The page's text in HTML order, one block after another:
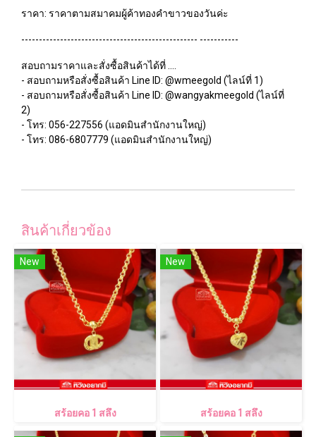
ราคา: ราคาตามสมาคมผู้ค้าทองคำขาวของวันค่ะ
-------------------------------------------------- -----------
สอบถามราคาและสั่งซื้อสินค้าได้ที่ ....
- สอบถามหรือสั่งซื้อสินค้า Line ID: @wmeegold (ไลน์ที่ 1)
- สอบถามหรือสั่งซื้อสินค้า Line ID: @wangyakmeegold (ไลน์ที่
2)
- โทร: 056-227556 (แอดมินสำนักงานใหญ่)
- โทร: 086-6807779 (แอดมินสำนักงานใหญ่)
สินค้าเกี่ยวข้อง
New
สร้อยคอ 1 สลึง
New
สร้อยคอ 1 สลึง